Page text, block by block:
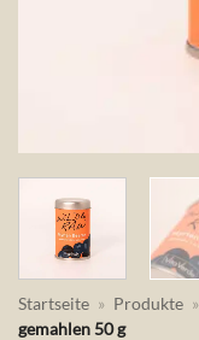
Startseite » Produkte »
gemahlen 50 g